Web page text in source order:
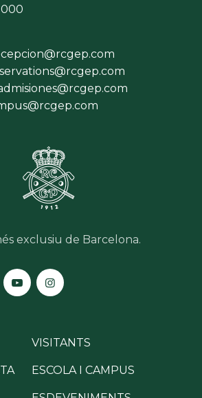
000
exclusiu de Barcelona.
VISITANTS
ESCOLA I CAMPUS